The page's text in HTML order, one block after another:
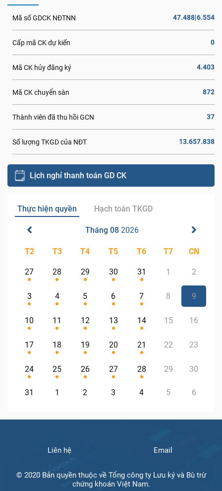
Mã số GDCK NĐTNN 47.488|6.554
Cấp mã CK dự kiến 0
Mã CK hủy đăng ký 4.403
Mã CK chuyển sàn 872
Thành viên đã thu hồi GCN 37
Số lượng TKGD của NĐT 13.657.838
Lịch nghỉ thanh toán GD CK
Thực hiện quyền Hạch toán TKGD
Tháng 08 2026
T2 T3 T4 T5 T6 T7 CN
27 28 29 30 31 1 2
3 4 5 6 7 8 9
10 11 12 13 14 15 16
17 18 19 20 21 22 23
24 25 26 27 28 29 30
31 1 2 3 4 5 6
Liên hệ Email
© 2020 Bản quyền thuộc về Tổng công ty Lưu ký và Bù trừ
chứng khoán Việt Nam.